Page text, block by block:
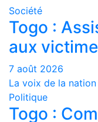
Société
Togo :
aux
7 août 2026
La voix de la nation
Politique
Togo :